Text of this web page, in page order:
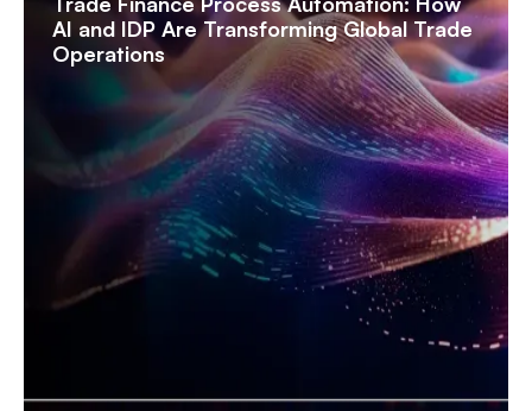
AI and IDP Are Transforming Global Trade
Operations